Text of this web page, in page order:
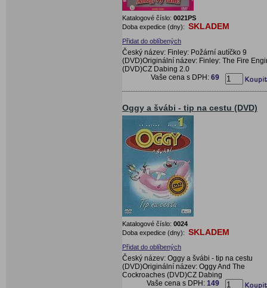
Katalogové číslo: 0021PS
Doba expedice (dny): SKLADEM
Přidat do oblíbených
Český název: Finley: Požární autíčko 9
(DVD)Originální název: Finley: The Fire
(DVD)CZ Dabing 2.0
Vaše cena s DPH: 69
Oggy a švábi - tip na cestu (DVD)
Katalogové číslo: 0024
Doba expedice (dny): SKLADEM
Přidat do oblíbených
Český název: Oggy a švábi - tip na cestu
(DVD)Originální název: Oggy And The
Cockroaches (DVD)CZ Dabing
Vaše cena s DPH: 149